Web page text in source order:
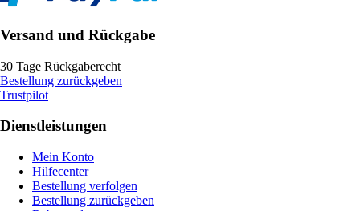
Versand und Rückgabe
30 Tage Rückgaberecht
Bestellung zurückgeben
Trustpilot
Dienstleistungen
Mein Konto
Hilfecenter
Bestellung verfolgen
Bestellung zurückgeben